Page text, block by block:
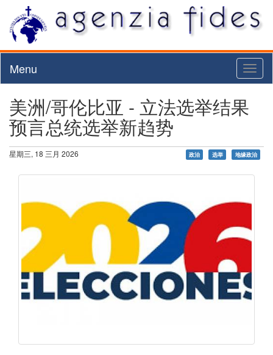
Menu
美洲/哥伦比亚 - 立法选举结果
预言总统选举新趋势
星期三, 18 三月 2026 政治 选举 地缘政治